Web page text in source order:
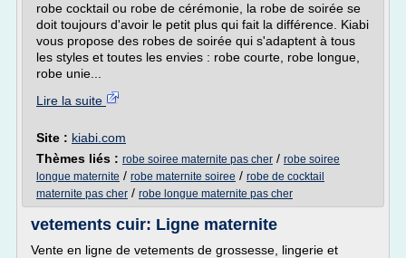
robe cocktail ou robe de cérémonie, la robe de soirée se
doit toujours d'avoir le petit plus qui fait la différence. Kiabi
vous propose des robes de soirée qui s'adaptent à tous
les styles et toutes les envies : robe courte, robe longue,
robe unie...
Lire la suite
Site : kiabi.com
Thèmes liés : robe soiree maternite pas cher / robe soiree
longue maternite / robe maternite soiree / robe de cocktail
maternite pas cher / robe longue maternite pas cher
vetements cuir: Ligne maternite
Vente en ligne de vetements de grossesse, lingerie et